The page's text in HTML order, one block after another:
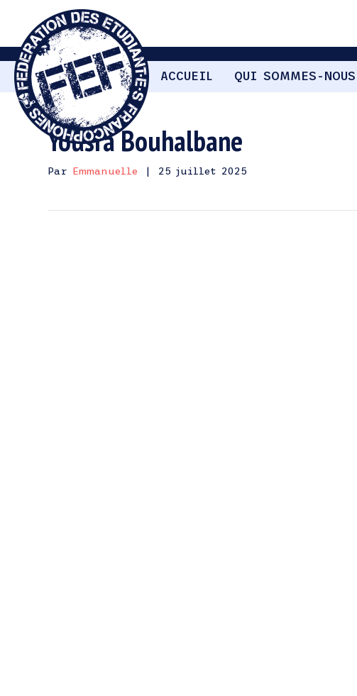
ACCUEIL QUI SOMMES-NOUS
Yousra Bouhalbane
Par Emmanuelle | 25 juillet 2025